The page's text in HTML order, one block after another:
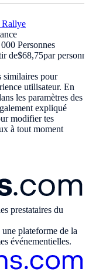
Rallye
Personnes
de$68,75par
similaires pour
utilisateur. En
les paramètres des
expliqué
modifier tes
à tout moment
prestataires du
une plateforme de la
événementielles.